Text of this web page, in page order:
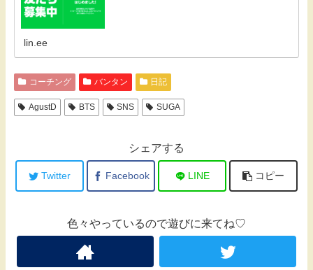
lin.ee
コーチング バンタン 日記
AgustD BTS SNS SUGA
シェアする
Twitter Facebook LINE コピー
色々やっているので遊びに来てね♡